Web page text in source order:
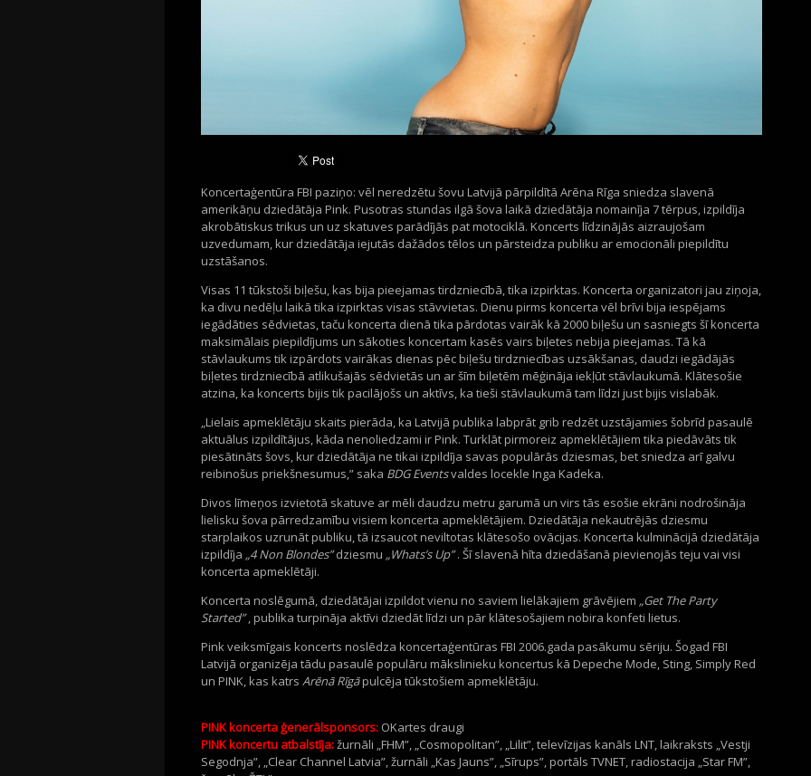
Koncertaģentūra FBI paziņo: vēl neredzētu šovu Latvijā pārpildītā Arēna Rīga sniedza slavenā
amerikāņu dziedātāja Pink. Pusotras stundas ilgā šova laikā dziedātāja nomainīja 7 tērpus, izpildīja
akrobātiskus trikus un uz skatuves parādījās pat motociklā. Koncerts līdzinājās aizraujošam
uzvedumam, kur dziedātāja iejutās dažādos tēlos un pārsteidza publiku ar emocionāli piepildītu
uzstāšanos.
Visas 11 tūkstoši biļešu, kas bija pieejamas tirdzniecībā, tika izpirktas. Koncerta organizatori jau ziņoja,
ka divu nedēļu laikā tika izpirktas visas stāvvietas. Dienu pirms koncerta vēl brīvi bija iespējams
iegādāties sēdvietas, taču koncerta dienā tika pārdotas vairāk kā 2000 biļešu un sasniegts šī koncerta
maksimālais piepildījums un sākoties koncertam kasēs vairs biļetes nebija pieejamas. Tā kā
stāvlaukums tik izpārdots vairākas dienas pēc biļešu tirdzniecības uzsākšanas, daudzi iegādājās
biļetes tirdzniecībā atlikušajās sēdvietās un ar šīm biļetēm mēģināja iekļūt stāvlaukumā. Klātesošie
atzina, ka koncerts bijis tik pacilājošs un aktīvs, ka tieši stāvlaukumā tam līdzi just bijis vislabāk.
„Lielais apmeklētāju skaits pierāda, ka Latvijā publika labprāt grib redzēt uzstājamies šobrīd pasaulē
aktuālus izpildītājus, kāda nenoliedzami ir Pink. Turklāt pirmoreiz apmeklētājiem tika piedāvāts tik
piesātināts šovs, kur dziedātāja ne tikai izpildīja savas populārās dziesmas, bet sniedza arī galvu
reibinošus priekšnesumus,” saka BDG Eventsvaldes locekle Inga Kadeka.
Divos līmeņos izvietotā skatuve ar mēli daudzu metru garumā un virs tās esošie ekrāni nodrošināja
lielisku šova pārredzamību visiem koncerta apmeklētājiem. Dziedātāja nekautrējās dziesmu
starplaikos uzrunāt publiku, tā izsaucot neviltotas klātesošo ovācijas. Koncerta kulminācijā dziedātāja
izpildīja „4 Non Blondes”dziesmu „Whats’s Up”. Šī slavenā hīta dziedāšanā pievienojās teju vai visi
koncerta apmeklētāji.
Koncerta noslēgumā, dziedātājai izpildot vienu no saviem lielākajiem grāvējiem „Get The Party
Started”, publika turpināja aktīvi dziedāt līdzi un pār klātesošajiem nobira konfeti lietus.
Pink veiksmīgais koncerts noslēdza koncertaģentūras FBI 2006.gada pasākumu sēriju. Šogad FBI
Latvijā organizēja tādu pasaulē populāru mākslinieku koncertus kā Depeche Mode, Sting, Simply Red
un PINK, kas katrs Arēnā Rīgāpulcēja tūkstošiem apmeklētāju.
PINK koncerta ģenerālsponsors: OKartes draugi
PINK koncertu atbalstīja:žurnāli „FHM”, „Cosmopolitan”, „Lilit”, televīzijas kanāls LNT, laikraksts „Vestji
Segodnja”, „Clear Channel Latvia”, žurnāli „Kas Jauns”, „Sīrups”, portāls TVNET, radiostacija „Star FM”,